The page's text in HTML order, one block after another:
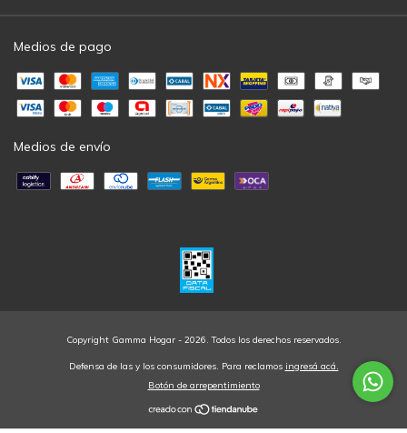
Medios de pago
Medios de envío
Copyright Gamma Hogar - 2026. Todos los derechos reservados.
Defensa de las y los consumidores. Para reclamos ingresá acá.
Botón de arrepentimiento